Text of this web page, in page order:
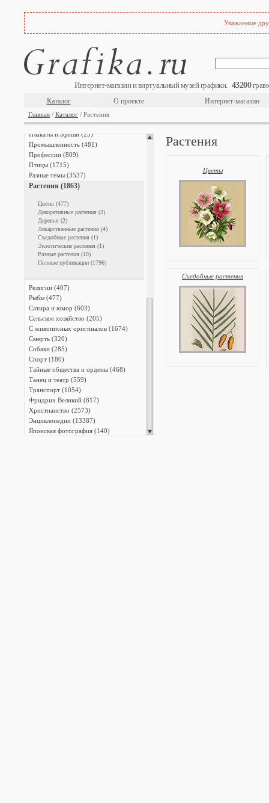
Уважаемые
Интернет-магазин и виртуальный музей графики. 43200
Каталог О проекте Интернет-магазин
Главная / Каталог / Растения
Музеи, галереи, коллекции (1630)
Наказания (304)
Народы мира (2638)
Насекомые и членистоногие (447)
Науки (205)
Национальный костюм (908)
Охота (487)
Пейзажи (3017)
Письменность (711)
Плакаты и афиши (25)
Промышленность (481)
Профессии (809)
Птицы (1715)
Разные темы (3537)
Растения (1863)
Цветы (477)
Декоративные растения (2)
Деревья (2)
Лекарственные растения (4)
Съедобные растения (1)
Экзотические растения (1)
Разные растения (10)
Полные публикации (1796)
Религии (407)
Рыбы (477)
Сатира и юмор (603)
Сельское хозяйство (205)
С живописных оригиналов (1674)
Смерть (320)
Собаки (285)
Спорт (180)
Тайные общества и ордены (468)
Танец и театр (559)
Транспорт (1054)
Фридрих Великий (817)
Христианство (2573)
Энциклопедии (13387)
Японская фотография (140)
Растения
Цветы
Съедобные растения